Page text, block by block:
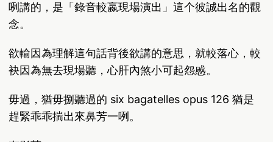
咧講的，是「錄音較嬴現場演出」這个彼誠出名的觀
念。
欲輸因為理解這句話背後欲講的意思，就較落心，較
袂因為無去現場聽，心肝內煞小可起怨慼。
毋過，猶毋捌聽過的 six bagatelles opus 126 猶是
趕緊乖乖揣出來鼻芳一咧。